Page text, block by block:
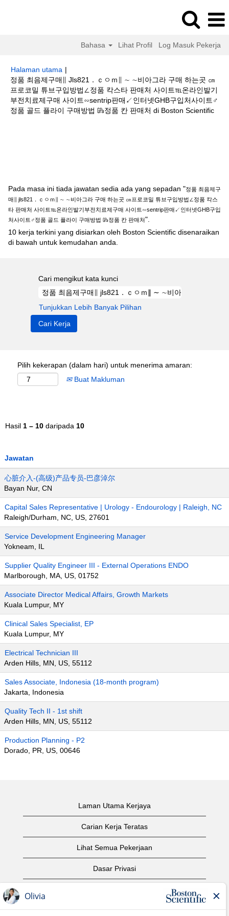
Bahasa Lihat Profil Log Masuk Pekerja
Halaman utama |
정품 최음제구매∥ Jls821．ｃㅇｍ∥ ∼ ∼비아그라 구매 하는곳 ㎝
프로코밀 튜브구입방법∠정품 칵스타 판매처 사이트℡온라인발기
부전치료제구매 사이트∽sentrip판매↙인터넷GHB구입처사이트♂
정품 골드 플라이 구매방법 ㎬정품 칸 판매처 di Boston Scientific
Pada masa ini tiada jawatan sedia ada yang sepadan "정품 최음제구
매∥ jls821．ｃㅇｍ∥ ∼ ∼비아그라 구매 하는곳 ㎝프로코밀 튜브구입방법∠정품 칵스
타 판매처 사이트℡온라인발기부전치료제구매 사이트∽sentrip판매↙인터넷GHB구입
처사이트♂정품 골드 플라이 구매방법 ㎬정품 칸 판매처".
10 kerja terkini yang disiarkan oleh Boston Scientific disenaraikan
di bawah untuk kemudahan anda.
Cari mengikut kata kunci
Tunjukkan Lebih Banyak Pilihan
Pilih kekerapan (dalam hari) untuk menerima amaran:
Buat Makluman
Hasil 1 – 10 daripada 10
Jawatan
心脏介入-(高级)产品专员-巴彦淖尔
Bayan Nur, CN
Capital Sales Representative | Urology - Endourology | Raleigh, NC
Raleigh/Durham, NC, US, 27601
Service Development Engineering Manager
Yokneam, IL
Supplier Quality Engineer III - External Operations ENDO
Marlborough, MA, US, 01752
Associate Director Medical Affairs, Growth Markets
Kuala Lumpur, MY
Clinical Sales Specialist, EP
Kuala Lumpur, MY
Electrical Technician III
Arden Hills, MN, US, 55112
Sales Associate, Indonesia (18-month program)
Jakarta, Indonesia
Quality Tech II - 1st shift
Arden Hills, MN, US, 55112
Production Planning - P2
Dorado, PR, US, 00646
Laman Utama Kerjaya
Carian Kerja Teratas
Lihat Semua Pekerjaan
Dasar Privasi
Notis Hak Cipta